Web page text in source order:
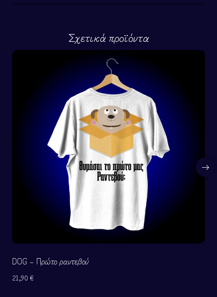
Σχετικά προϊόντα
DOG – Πρώτο ραντεβού
21,90 €